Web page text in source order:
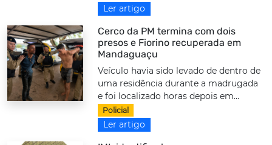
Ler artigo
Cerco da PM termina com dois
presos e Fiorino recuperada em
Mandaguaçu
Veículo havia sido levado de dentro de
uma residência durante a madrugada
e foi localizado horas depois em...
Policial
Ler artigo